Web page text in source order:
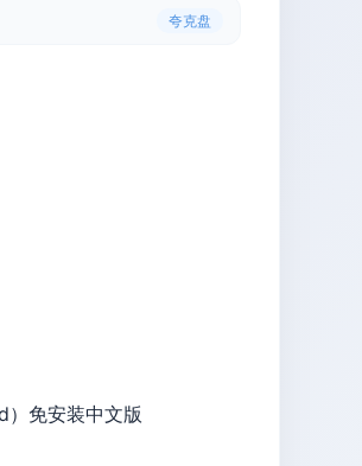
夸克盘
免安装中文版